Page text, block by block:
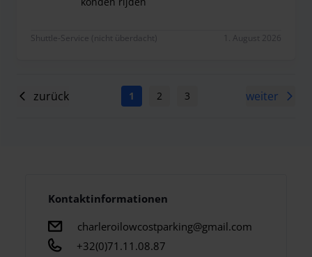
Shuttle-Service (nicht überdacht) 1. August 2026
zurück 1 2 3 6
weiter
Kontaktinformationen
charleroilowcostparking@gmail.com
+32(0)71.11.08.87